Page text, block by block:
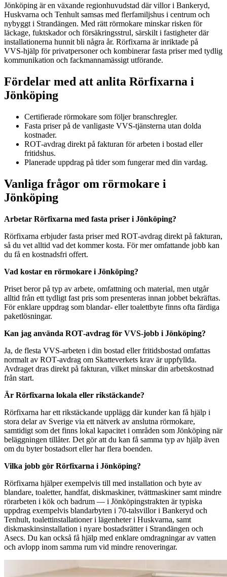
Jönköping är en växande regionhuvudstad där villor i Bankeryd,
Huskvarna och Tenhult samsas med flerfamiljshus i centrum och
nybyggt i Strandängen. Med rätt rörmokare minskar risken för
läckage, fuktskador och försäkringsstrul, särskilt i fastigheter där
installationerna hunnit bli några år. Rörfixarna är inriktade på
VVS‑hjälp för privatpersoner och kombinerar fasta priser med tydlig
kommunikation och fackmannamässigt utförande.
Fördelar med att anlita Rörfixarna i
Jönköping
Certifierade rörmokare som följer branschregler.
Fasta priser på de vanligaste VVS‑tjänsterna utan dolda
kostnader.
ROT‑avdrag direkt på fakturan för arbeten i bostad eller
fritidshus.
Planerade uppdrag på tider som fungerar med din vardag.
Vanliga frågor om rörmokare i
Jönköping
Arbetar Rörfixarna med fasta priser i Jönköping?
Rörfixarna erbjuder fasta priser med ROT‑avdrag direkt på fakturan,
så du vet alltid vad det kommer kosta. För mer omfattande jobb kan
du få en kostnadsfri offert.
Vad kostar en rörmokare i Jönköping?
Priset beror på typ av arbete, omfattning och material, men utgår
alltid från ett tydligt fast pris som presenteras innan jobbet bekräftas.
För enklare uppdrag som blandar‑ eller toalettbyte finns ofta färdiga
paketlösningar.
Kan jag använda ROT‑avdrag för VVS‑jobb i Jönköping?
Ja, de flesta VVS‑arbeten i din bostad eller fritidsbostad omfattas
normalt av ROT‑avdrag om Skatteverkets krav är uppfyllda.
Avdraget dras direkt på fakturan, vilket minskar din arbetskostnad
från start.
Är Rörfixarna lokala eller rikstäckande?
Rörfixarna har ett rikstäckande upplägg där kunder kan få hjälp i
stora delar av Sverige via ett nätverk av anslutna rörmokare,
samtidigt som det finns lokal kapacitet i områden som Jönköping när
beläggningen tillåter. Det gör att du kan få samma typ av hjälp även
om du byter bostadsort eller har flera boenden.
Vilka jobb gör Rörfixarna i Jönköping?
Rörfixarna hjälper exempelvis till med installation och byte av
blandare, toaletter, handfat, diskmaskiner, tvättmaskiner samt mindre
rörarbeten i kök och badrum — i Jönköpingstrakten är typiska
uppdrag exempelvis blandarbyten i 70‑talsvillor i Bankeryd och
Tenhult, toalettinstallationer i lägenheter i Huskvarna, samt
diskmaskinsinstallation i nyare bostadsrätter i Strandängen och
Asecs. Du kan också få hjälp med enklare omdragningar av vatten
och avlopp inom samma rum vid mindre renoveringar.